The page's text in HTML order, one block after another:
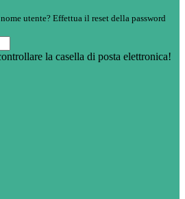
utente? Effettua il reset della password
la casella di posta elettronica!